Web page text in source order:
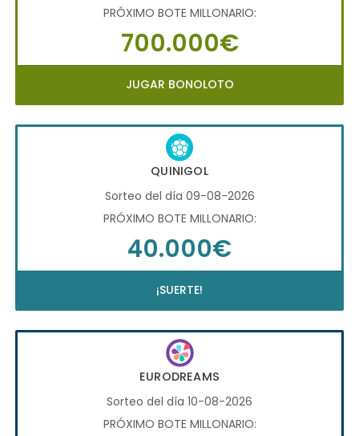
PRÓXIMO BOTE MILLONARIO:
700.000€
JUGAR BONOLOTO
QUINIGOL
Sorteo del día 09-08-2026
PRÓXIMO BOTE MILLONARIO:
40.000€
¡SUERTE!
EURODREAMS
Sorteo del día 10-08-2026
PRÓXIMO BOTE MILLONARIO: